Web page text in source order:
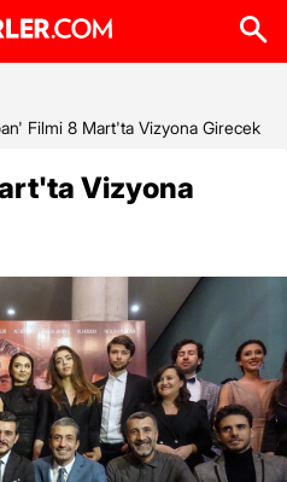
Filmi 8 Mart'ta Vizyona Girecek
Vizyona